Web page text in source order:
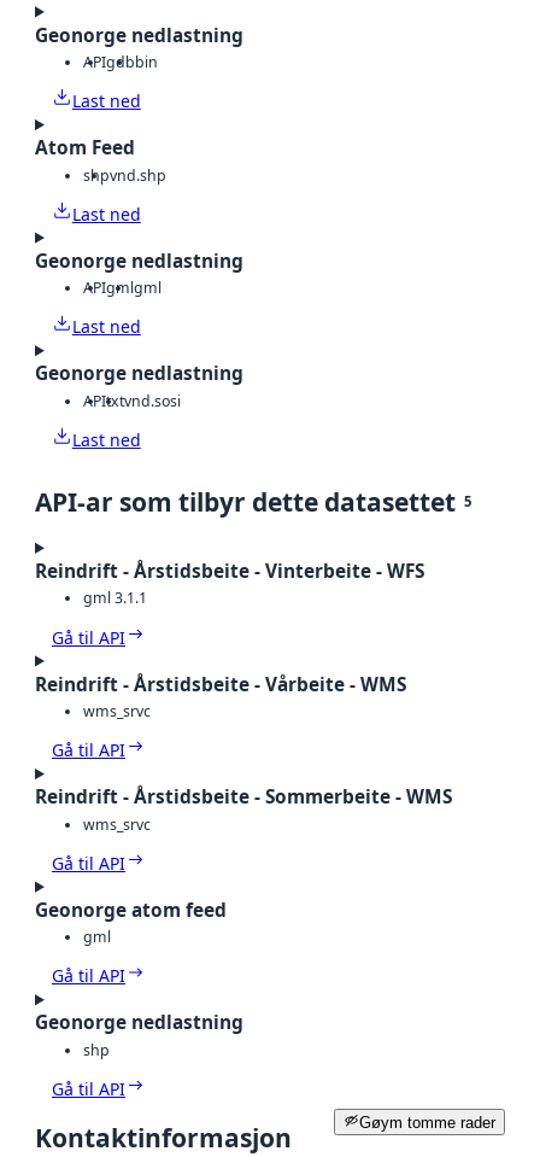
Geonorge nedlastning
APIgdbbin
Last ned
Atom Feed
shpvnd.shp
Last ned
Geonorge nedlastning
APIgmlgml
Last ned
Geonorge nedlastning
APItxtvnd.sosi
Last ned
API-ar som tilbyr dette datasettet 5
Reindrift - Årstidsbeite - Vinterbeite - WFS
gml 3.1.1
Gå til API
Reindrift - Årstidsbeite - Vårbeite - WMS
wms_srvc
Gå til API
Reindrift - Årstidsbeite - Sommerbeite - WMS
wms_srvc
Gå til API
Geonorge atom feed
gml
Gå til API
Geonorge nedlastning
shp
Gå til API
Gøym tomme rader
Kontaktinformasjon